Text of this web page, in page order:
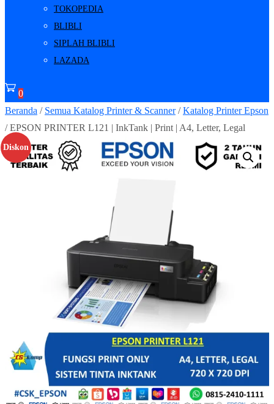
TOKOPEDIA
BLIBLI
SIPLAH BLIBLI
LAZADA
0
Beranda / Semua Katalog Printer & Scanner/Katalog Printer Epson
/ EPSON PRINTER L121 | InkTank | Print | A4, Letter, Legal
Diskon